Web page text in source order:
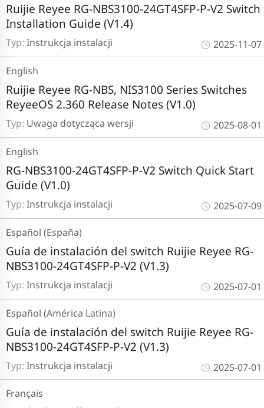
Typ: Instrukcja instalacji
Ruijie Reyee RG-NBS3100-24GT4SFP-P-V2 Switch
Installation Guide (V1.4)
2025-11-07
Typ: Uwaga dotycząca wersji
Ruijie Reyee RG-NBS, NIS3100 Series Switches
ReyeeOS 2.360 Release Notes (V1.0)
English
2025-08-01
Typ: Instrukcja instalacji
RG-NBS3100-24GT4SFP-P-V2 Switch Quick Start
Guide (V1.0)
English
2025-07-09
Typ: Instrukcja instalacji
Guía de instalación del switch Ruijie Reyee RG-
NBS3100-24GT4SFP-P-V2 (V1.3)
Español (España)
2025-07-01
Typ: Instrukcja instalacji
Guía de instalación del switch Ruijie Reyee RG-
NBS3100-24GT4SFP-P-V2 (V1.3)
Español (América Latina)
2025-07-01
Français